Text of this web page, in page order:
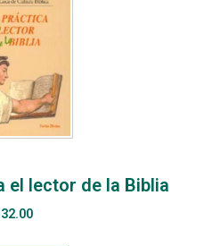
el lector de la Biblia
32.00